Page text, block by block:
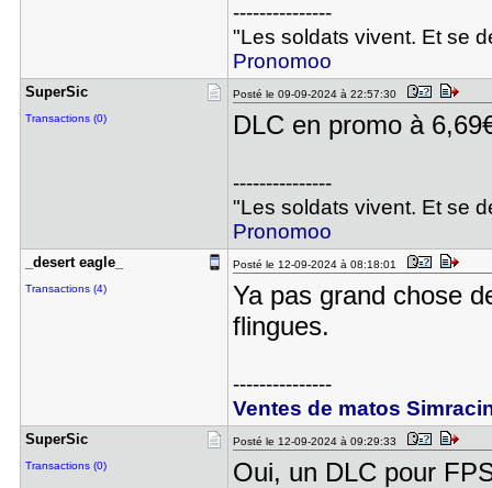
---------------
"Les soldats vivent. Et se
Pronomoo
SuperSic
Transactions (0)
Posté le 09-09-2024 à 22:57:30
DLC en promo à
---------------
"Les soldats vivent. Et se
Pronomoo
_desert ea​gle_
Transactions (4)
Posté le 12-09-2024 à 08:18:01
Ya pas grand chose
flingues.
---------------
Ventes de matos
SuperSic
Transactions (0)
Posté le 12-09-2024 à 09:29:33
Oui, un DLC pour